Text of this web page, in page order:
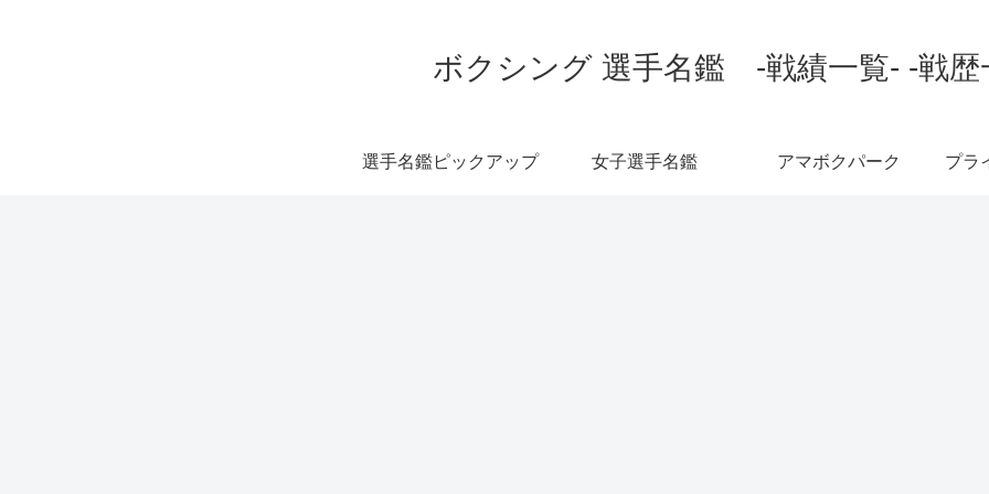
ボクシング 選手名鑑 -戦績一覧- -戦歴
選手名鑑ピックアップ 女子選手名鑑 アマボクパーク プラ